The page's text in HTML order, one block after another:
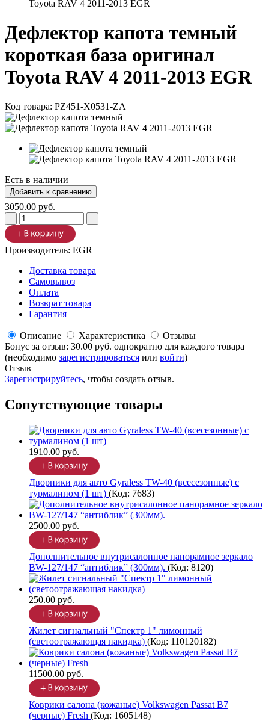
Toyota RAV 4 2011-2013 EGR
Дефлектор капота темный
короткая база оригинал
Toyota RAV 4 2011-2013 EGR
Код товара: PZ451-X0531-ZA
Есть в наличии
3050.00 руб.
Производитель: EGR
Доставка товара
Самовывоз
Оплата
Возврат товара
Гарантия
Описание Характеристика
Отзывы
Бонус за отзыв: 30.00 руб. однократно для каждого товара
(необходимо зарегистрироваться или войти)
Отзыв
Зарегистрируйтесь, чтобы создать отзыв.
Сопутствующие товары
1910.00 руб.
Дворники для авто Gyraless TW-40 (всесезонные) с
турмалином (1 шт) (Код: 7683)
2500.00 руб.
Дополнительное внутрисалонное панорамное зеркало
BW-127/147 “антиблик” (300мм). (Код: 8120)
250.00 руб.
Жилет сигнальный "Спектр 1" лимонный
(светоотражающая накидка) (Код: 110120182)
11500.00 руб.
Коврики салона (кожаные) Volkswagen Passat B7
(черные) Fresh (Код: 1605148)